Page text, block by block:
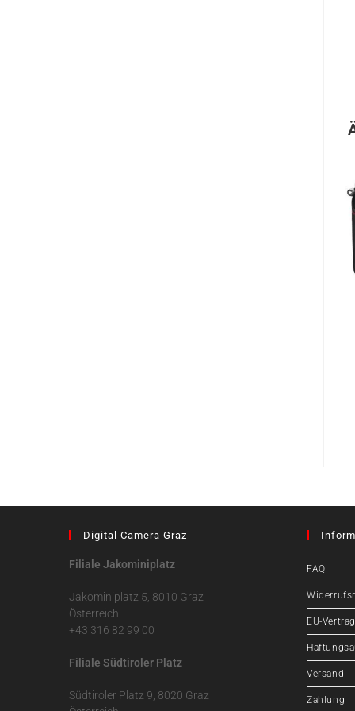
Digital Camera Graz
Filiale Jakominiplatz
Jakominiplatz 5, 8010 Graz
Österreich
+43 316 82 99 00
Filiale Südtiroler Platz
Südtiroler Platz 9, 8020 Graz
FAQ
EU-
Versand
Zahlung